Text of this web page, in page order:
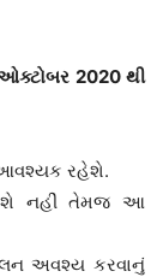
ઓક્ટોબર 2020 થી
આવશ્યક રહેશે.
નહીં તેમજ આ
અવશ્ય કરવાનું